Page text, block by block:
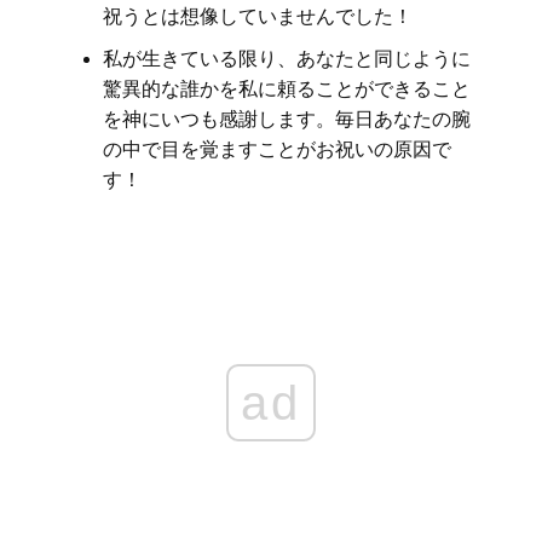
祝うとは想像していませんでした！
私が生きている限り、あなたと同じように
驚異的な誰かを私に頼ることができること
を神にいつも感謝します。毎日あなたの腕
の中で目を覚ますことがお祝いの原因で
す！
ad